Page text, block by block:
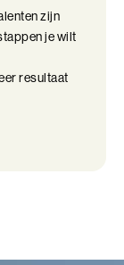
zijn
je wilt
resultaat